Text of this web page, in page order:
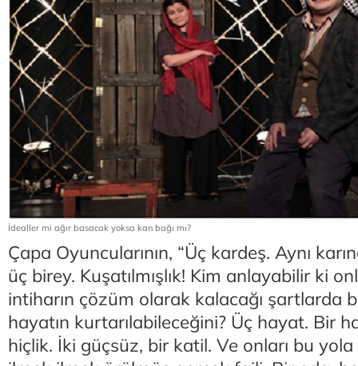
İdealler mi ağır basacak yoksa kan bağı mı?
Çapa Oyuncularının, “Üç kardeş. Aynı
üç birey. Kuşatılmışlık! Kim anlayabilir ki
intiharın çözüm olarak kalacağı şartlarda
hayatın kurtarılabileceğini? Üç hayat. Bir
hiçlik. İki güçsüz, bir katil. Ve onları bu